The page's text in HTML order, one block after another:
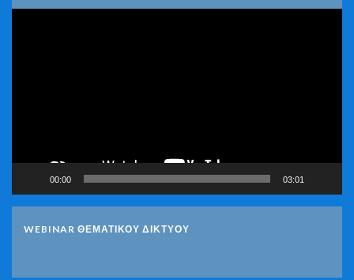
00:00 03:01
WEBINAR ΘΕΜΑΤΙΚΟΥ ΔΙΚΤΥΟΥ